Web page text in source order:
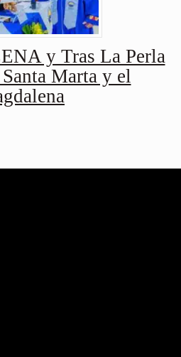
y Tras La Perla
Marta y el